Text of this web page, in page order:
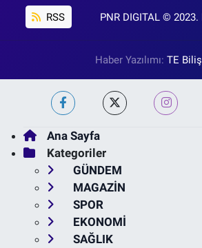
RSS PNR DIGITAL © 2023.
Haber Yazılımı: TE
Ana Sayfa
Kategoriler
GÜNDEM
MAGAZİN
SPOR
EKONOMİ
SAĞLIK